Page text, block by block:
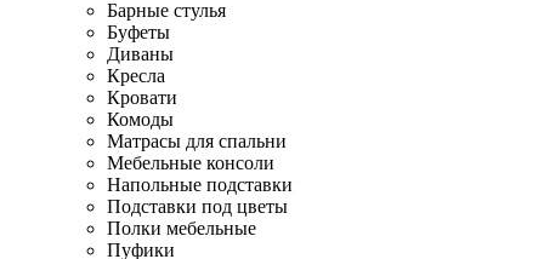
Барные стулья
Буфеты
Диваны
Кресла
Кровати
Комоды
Матрасы для спальни
Мебельные консоли
Напольные подставки
Подставки под цветы
Полки мебельные
Пуфики